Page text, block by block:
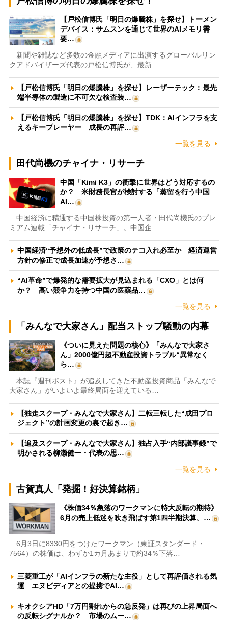
【戸松信博氏「明日の爆騰株」を探せ】トーメン
デバイス：サムスンを通じて世界のAIメモリ需
要…
新聞や雑誌など多数の金融メディアに出演するグローバルリン
クアドバイザーズ代表の戸松信博氏が、最新…
【戸松信博氏「明日の爆騰株」を探せ】レーザーテック：最先
端半導体の製造に不可欠な検査装…
【戸松信博氏「明日の爆騰株」を探せ】TDK：AIインフラを支
えるキープレーヤー 成長の再評…
一覧を見る
田代尚機のチャイナ・リサーチ
中国「Kimi K3」の衝撃に世界はどう対応するの
か？ 米財務長官が検討する「蒸留を行う中国
AI…
中国経済に精通する中国株投資の第一人者・田代尚機氏のプレ
ミアム連載「チャイナ・リサーチ」。中国企…
中国経済“予想外の低成長”で政策のテコ入れ必至か 経済運営
方針の修正で成長加速が予想さ…
“AI革命”で爆発的な需要拡大が見込まれる「CXO」とは何
か？ 高い競争力を持つ中国の医薬品…
一覧を見る
「みんなで大家さん」配当ストップ騒動の内幕
《ついに見えた問題の核心》「みんなで大家さ
ん」2000億円超不動産投資トラブル“異常なく
ら…
本誌『週刊ポスト』が追及してきた不動産投資商品「みんなで
大家さん」がいよいよ最終局面を迎えている…
【独走スクープ・みんなで大家さん】二転三転した“成田プロ
ジェクト”の計画変更の裏で起き…
【追及スクープ・みんなで大家さん】独占入手“内部議事録”で
明かされる柳瀬健一・代表の思…
一覧を見る
古賀真人「発掘！好決算銘柄」
《株価34％急落のワークマンに特大反転の期待》
6月の売上低迷を吹き飛ばす第1四半期決算、…
6月3日に8330円をつけたワークマン（東証スタンダード・
7564）の株価は、わずか1カ月あまりで約34％下落…
三菱重工が「AIインフラの新たな主役」として再評価される気
運 エヌビディアとの提携でAI…
キオクシアHD「7万円割れからの急反発」は再びの上昇局面へ
の反転シグナルか？ 市場のムー…